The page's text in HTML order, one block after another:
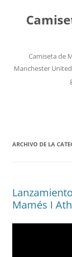
Camiseta de
Manchester
ARCHIVO DE LA
Mamés I